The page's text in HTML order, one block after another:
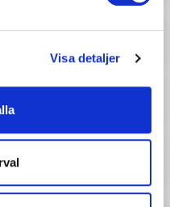
Visa detaljer
Keycraft - GOGOPOD Surprise